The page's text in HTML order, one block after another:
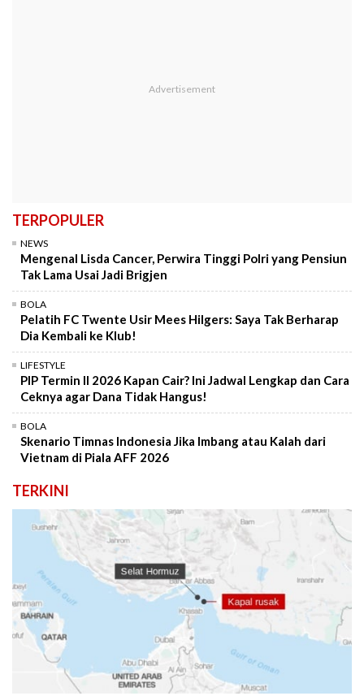
TERPOPULER
NEWS
Mengenal Lisda Cancer, Perwira Tinggi Polri yang Pensiun
Tak Lama Usai Jadi Brigjen
BOLA
Pelatih FC Twente Usir Mees Hilgers: Saya Tak Berharap
Dia Kembali ke Klub!
LIFESTYLE
PIP Termin II 2026 Kapan Cair? Ini Jadwal Lengkap dan Cara
Ceknya agar Dana Tidak Hangus!
BOLA
Skenario Timnas Indonesia Jika Imbang atau Kalah dari
Vietnam di Piala AFF 2026
TERKINI